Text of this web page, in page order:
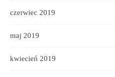
czerwiec 2019
maj 2019
kwiecień 2019